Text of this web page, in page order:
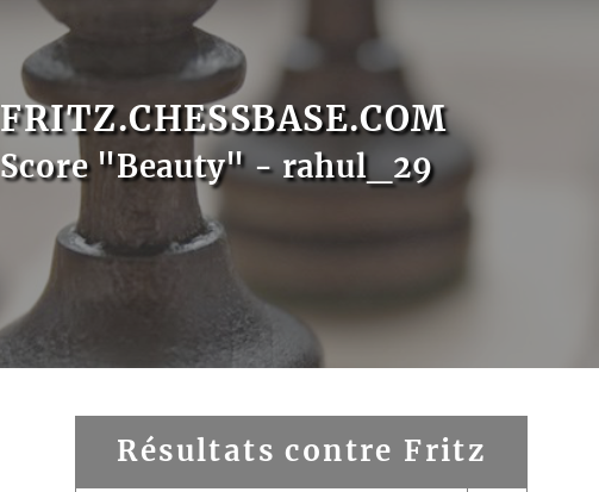
FRITZ.CHESSBASE.COM
Score "Beauty" - rahul_29
Résultats contre Fritz